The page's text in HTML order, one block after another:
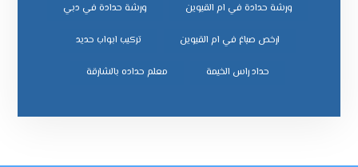
ورشة حدادة في ام القيوين ورشة حدادة في دبي
ﺗﺮﻛﻴﺐ اﺑﻮاب ﺣﺪﻳﺪ
ﺣﺪاد راس اﻟﺨﻴﻤﺔ ﻣﻌﻠﻢ ﺣﺪاده ﺑﺎﻟﺸﺎرﻗﺔ